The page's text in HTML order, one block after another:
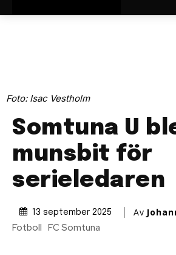
Foto: Isac Vestholm
Somtuna U
munsbit för
serieledaren
13 september 2025 Av
Fotboll FC Somtuna